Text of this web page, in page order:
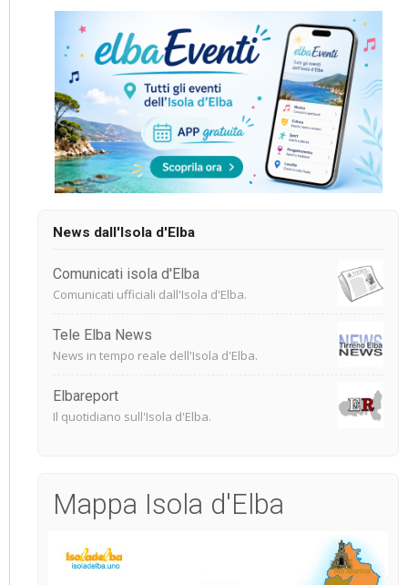
News dall'Isola d'Elba
Comunicati isola d'Elba
Comunicati ufficiali dall'Isola d'Elba.
Tele Elba News
News in tempo reale dell'Isola d'Elba.
Elbareport
Il quotidiano sull'Isola d'Elba.
Mappa Isola d'Elba